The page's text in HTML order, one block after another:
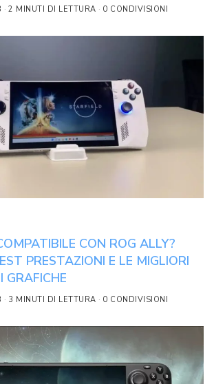
2 MINUTI DI LETTURA 0 CONDIVISIONI
CON ROG ALLY?
PRESTAZIONI E LE MIGLIORI
GRAFICHE
3 MINUTI DI LETTURA 0 CONDIVISIONI